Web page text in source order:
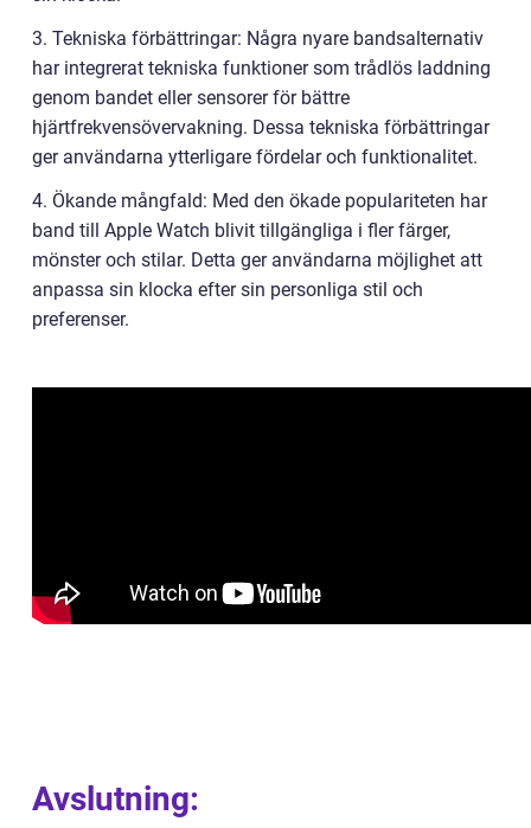
3. Tekniska förbättringar: Några nyare bandsalternativ
har integrerat tekniska funktioner som trådlös laddning
genom bandet eller sensorer för bättre
hjärtfrekvensövervakning. Dessa tekniska förbättringar
ger användarna ytterligare fördelar och funktionalitet.
4. Ökande mångfald: Med den ökade populariteten har
band till Apple Watch blivit tillgängliga i fler färger,
mönster och stilar. Detta ger användarna möjlighet att
anpassa sin klocka efter sin personliga stil och
preferenser.
Avslutning: